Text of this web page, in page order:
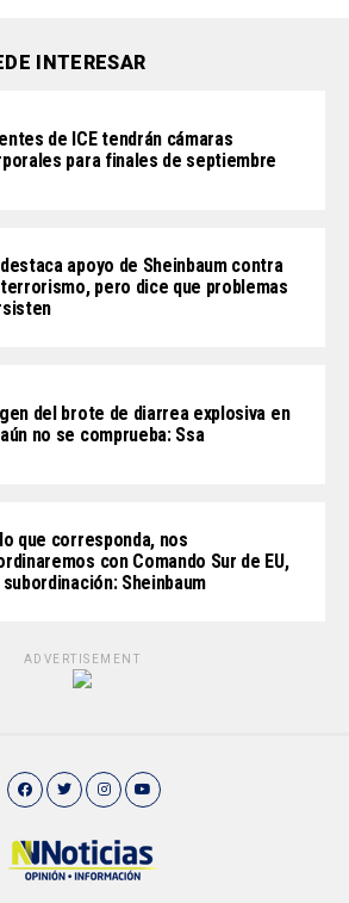
INTERESAR
de ICE tendrán cámaras
para finales de septiembre
destaca apoyo de Sheinbaum contra
pero dice que problemas
del brote de diarrea explosiva en
aún no se comprueba: Ssa
lo que corresponda, nos
con Comando Sur de EU,
Sheinbaum
ADVERTISEMENT